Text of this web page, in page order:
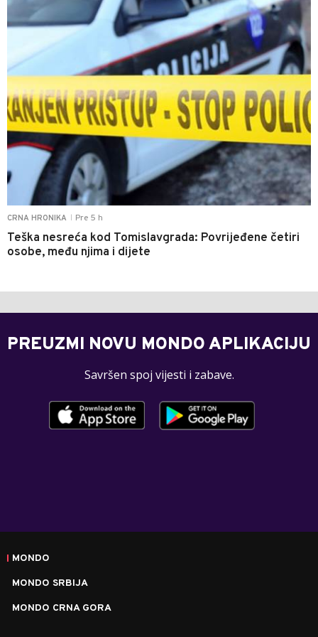
CRNA HRONIKA Pre 5 h
Teška nesreća kod Tomislavgrada: Povrijeđene četiri
osobe, među njima i dijete
PREUZMI NOVU MONDO APLIKACIJU
Savršen spoj vijesti i zabave.
MONDO
MONDO SRBIJA
MONDO CRNA GORA